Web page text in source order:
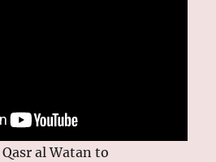
Qasr al Watan to